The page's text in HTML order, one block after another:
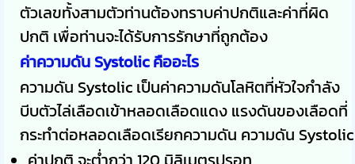
ตัวเลขทั้งสามตัวท่านต้องทราบค่าปกติและค่าที่ผิด
ปกติ เพื่อท่านจะได้รับการรักษาที่ถูกต้อง
ค่าความดัน Systolic คืออะไร
ความดัน Systolic เป็นค่าความดันโลหิตที่หัวใจกำลัง
บีบตัวไล่เลือดเข้าหลอดเลือดแดง แรงดันของเลือดที่
กระทำต่อหลอดเลือดเรียกความดัน ความดัน Systolic